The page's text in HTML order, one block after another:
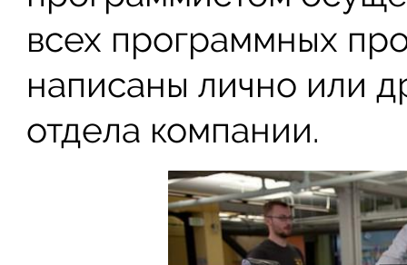
всех программных
написаны лично или
отдела компании.